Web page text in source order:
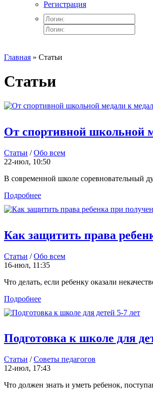
Регистрация
Главная » Статьи
Статьи
От спортивной школьной
Статьи /Обо всем
22-июл, 10:50
В современной школе соревновательный
Подробнее
Как защитить права
Статьи /Обо всем
16-июл, 11:35
Что делать, если ребенку оказали
Подробнее
Подготовка к школе для
Статьи /Советы педагогов
12-июл, 17:43
Что должен знать и уметь ребенок,